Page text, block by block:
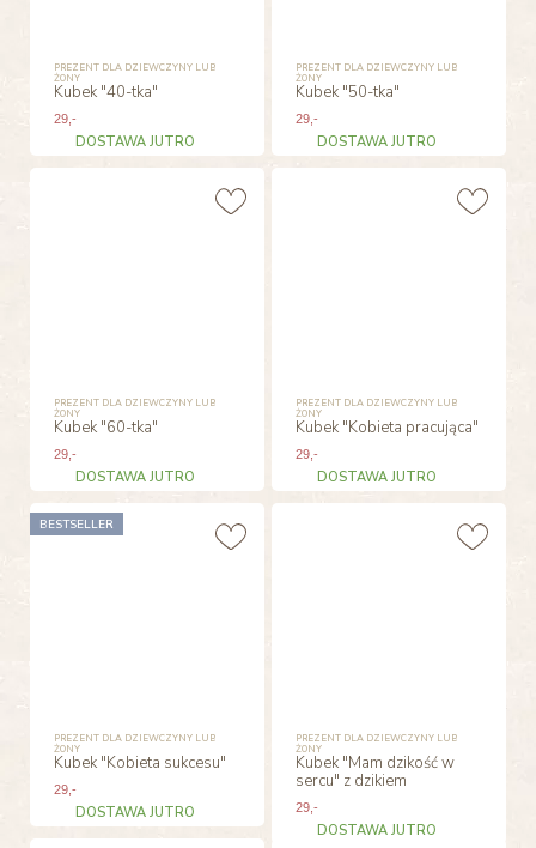
PREZENT DLA DZIEWCZYNY LUB
ŻONY
Kubek "40-tka"
29,-
DOSTAWA JUTRO
PREZENT DLA DZIEWCZYNY LUB
ŻONY
Kubek "50-tka"
29 ,-
DOSTAWA JUTRO
PREZENT DLA DZIEWCZYNY LUB
ŻONY
Kubek "60-tka"
29,-
DOSTAWA JUTRO
PREZENT DLA DZIEWCZYNY LUB
ŻONY
Kubek "Kobieta pracująca"
29 ,-
DOSTAWA JUTRO
PREZENT DLA DZIEWCZYNY LUB
ŻONY
Kubek "Kobieta sukcesu"
29,-
DOSTAWA JUTRO
BESTSELLER
PREZENT DLA DZIEWCZYNY LUB
ŻONY
Kubek "Mam dzikość w
sercu" z dzikiem
29 ,-
DOSTAWA JUTRO